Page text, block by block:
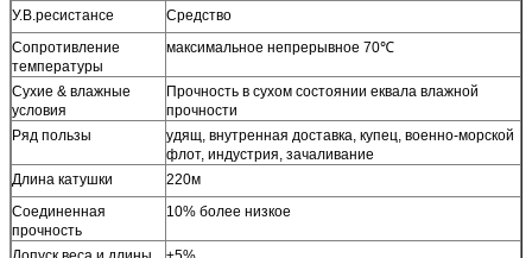
У.В.ресистансе
Средство
Сопротивление
температуры
максимальное непрерывное 70℃
Сухие & влажные
условия
Прочность в сухом состоянии еквала влажной
прочности
Ряд пользы
удящ, внутренная доставка, купец, военно-морской
флот, индустрия, зачаливание
Длина катушки
220м
Соединенная
прочность
10% более низкое